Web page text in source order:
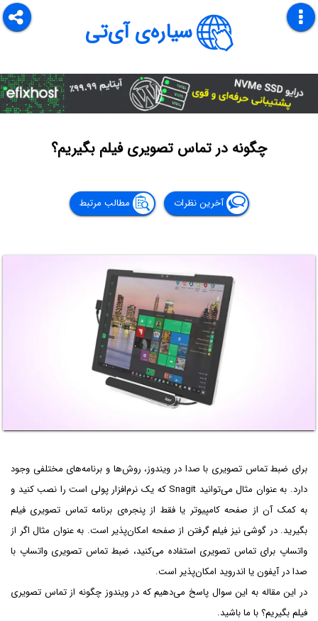
سیاره‌ی آی‌تی
چگونه در تماس تصویری فیلم بگیریم؟
آخرین نظرات مطالب مرتبط
برای ضبط تماس تصویری با صدا در ویندوز، روش‌ها و برنامه‌های مختلفی وجود
دارد. به عنوان مثال می‌توانید Snagit که یک نرم‌افزار پولی است را نصب کنید و
به کمک آن از صفحه کامپیوتر یا فقط از پنجره‌ی برنامه تماس تصویری فیلم
بگیرید. در گوشی نیز فیلم گرفتن از صفحه امکان‌پذیر است. به عنوان مثال اگر از
واتساپ برای تماس تصویری استفاده می‌کنید، ضبط تماس تصویری واتساپ با
صدا در آیفون یا اندروید امکان‌پذیر است.
در این مقاله به این سوال پاسخ می‌دهیم که در ویندوز چگونه از تماس تصویری
فیلم بگیریم؟ با ما باشید.